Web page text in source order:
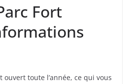
Fort
ouvert toute l’année, ce qui vous